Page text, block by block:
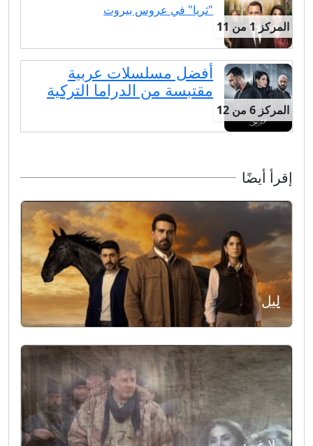
المركز 1 من 11
"ثريا" في عروس بيروت
المركز 6 من 12
أفضل مسلسلات عربية
مقتبسة من الدراما التركية
إقرأ أيضًا
ليل